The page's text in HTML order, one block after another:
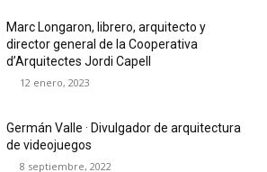
Marc Longaron, librero, arquitecto y
director general de la Cooperativa
d’Arquitectes Jordi Capell
12 enero, 2023
Germán Valle · Divulgador de arquitectura
de videojuegos
8 septiembre, 2022